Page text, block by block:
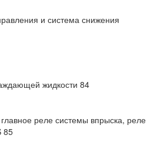
и система снижения
жидкости 84
реле системы впрыска, реле
85